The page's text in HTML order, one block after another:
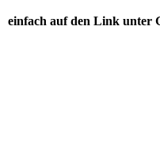
einfach auf den Link unter